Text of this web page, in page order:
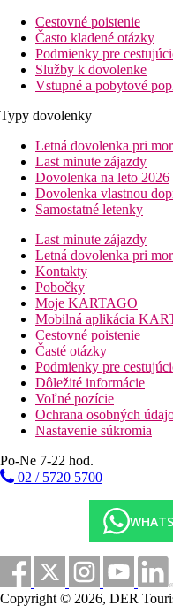
Cestovné poistenie
Často kladené otázky
Podmienky pre
Služby k dovolenke
Vstupné a pobytové
Typy dovolenky
Letná dovolenka pri
Last minute zájazdy
Dovolenka na leto 2026
Dovolenka vlastnou
Samostatné letenky
Last minute zájazdy
Letná dovolenka pri
Kontakty
Pobočky
Moje KARTAGO
Mobilná aplikácia
Cestovné poistenie
Časté otázky
Podmienky pre
Dôležité informácie
Voľné pozície
Ochrana osobných
Nastavenie súkromia
Po-Ne 7-22 hod.
02 / 5720 5700
Copyright © 2026, DER